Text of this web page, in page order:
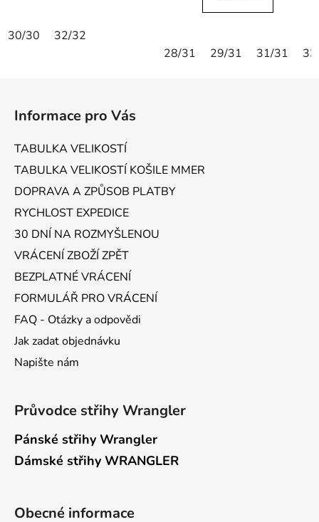
30/30 32/32
28/31 29/31 31/31
Informace pro Vás
TABULKA VELIKOSTÍ
TABULKA VELIKOSTÍ KOŠILE MMER
DOPRAVA A ZPŮSOB PLATBY
RYCHLOST EXPEDICE
30 DNÍ NA ROZMYŠLENOU
VRÁCENÍ ZBOŽÍ ZPĚT
BEZPLATNÉ VRÁCENÍ
FORMULÁŘ PRO VRÁCENÍ
FAQ - Otázky a odpovědi
Jak zadat objednávku
Napište nám
Průvodce střihy Wrangler
Pánské střihy Wrangler
Dámské střihy WRANGLER
Obecné informace